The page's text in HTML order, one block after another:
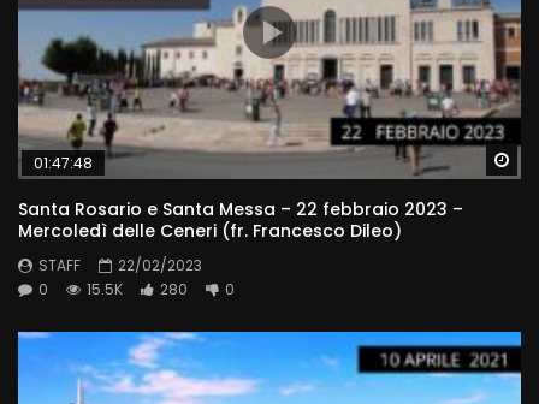
01:47:48
Santa Rosario e Santa Messa – 22 febbraio 2023 –
Mercoledì delle Ceneri (fr. Francesco Dileo)
STAFF
22/02/2023
0
15.5K 280 0